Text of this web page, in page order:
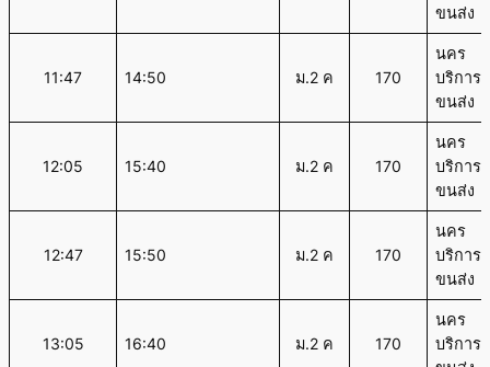
ขนส่ง
11:47 14:50 ม.2 ค 170
นคร
บริการ
ขนส่ง
12:05 15:40 ม.2 ค 170
นคร
บริการ
ขนส่ง
12:47 15:50 ม.2 ค 170
นคร
บริการ
ขนส่ง
13:05 16:40 ม.2 ค 170
นคร
บริการ